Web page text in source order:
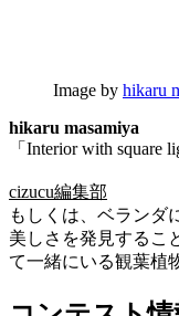
Image by hikaru
hikaru masamiya
「Interior with square
cizucu編集部
もしくは、ベランダ
美しさを発見するこ
て一緒にいる観葉植